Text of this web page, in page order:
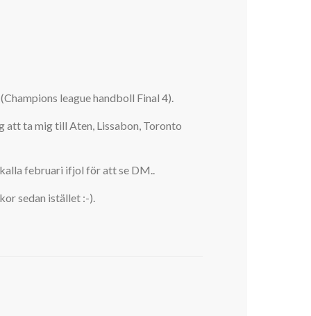
league handboll Final 4).
att ta mig till Aten, Lissabon, Toronto
februari ifjol för att se DM..
sedan istället :-).